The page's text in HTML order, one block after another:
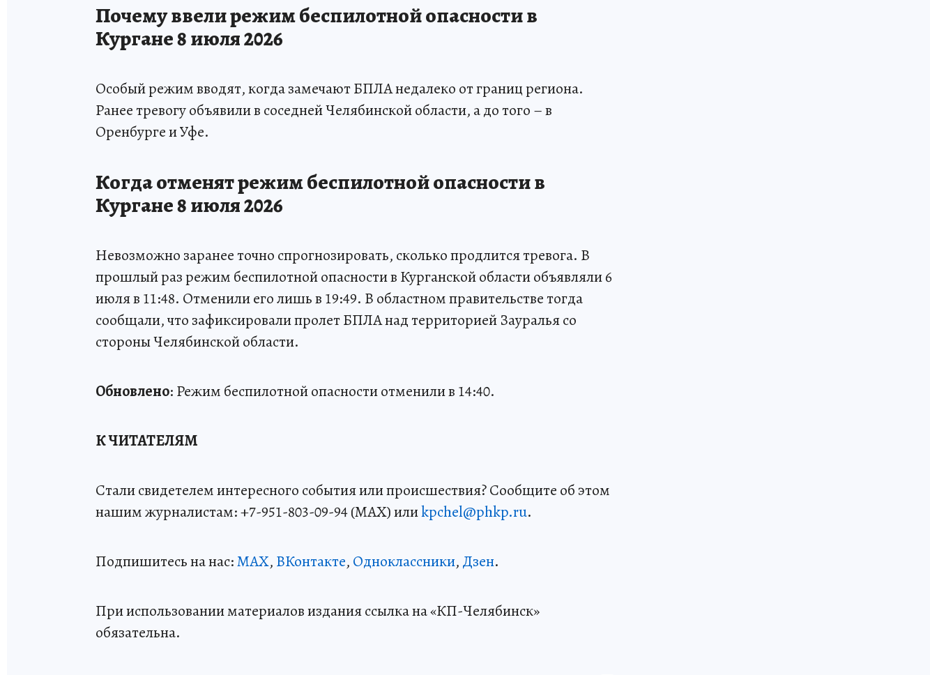
Почему ввели режим беспилотной опасности в
Кургане 8 июля 2026
Особый режим вводят, когда замечают БПЛА недалеко от границ региона.
Ранее тревогу объявили в соседней Челябинской области, а до того – в
Оренбурге и Уфе.
Когда отменят режим беспилотной опасности в
Кургане 8 июля 2026
Невозможно заранее точно спрогнозировать, сколько продлится тревога. В
прошлый раз режим беспилотной опасности в Курганской области объявляли 6
июля в 11:48. Отменили его лишь в 19:49. В областном правительстве тогда
сообщали, что зафиксировали пролет БПЛА над территорией Зауралья со
стороны Челябинской области.
Обновлено: Режим беспилотной опасности отменили в 14:40.
К ЧИТАТЕЛЯМ
Стали свидетелем интересного события или происшествия? Сообщите об этом
нашим журналистам: +7-951-803-09-94 (MAX) илиkpchel@phkp.ru.
Подпишитесь на нас:MAX, ВКонтакте, Одноклассники, Дзен.
При использовании материалов издания ссылка на «КП-Челябинск»
обязательна.